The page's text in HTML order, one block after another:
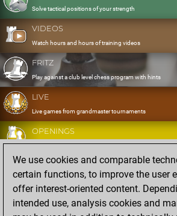
Solve tactical positions of your strength
VIDEOS
Watch hours and hours of training videos
FRITZ
Play against a club level chess program with hints
LIVE
Live games from grandmaster tournaments
OPENINGS
Develop and exercise your openings
DATABASE
Eight million strong games
MYGAMES
Store and analyse your own games in the cloud
We use cookies and comparable
certain functions, to improve the user
offer interest-oriented content.
intended use, analysis cookies and